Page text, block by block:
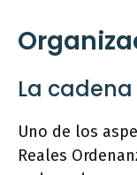
La
Uno de los
Reales